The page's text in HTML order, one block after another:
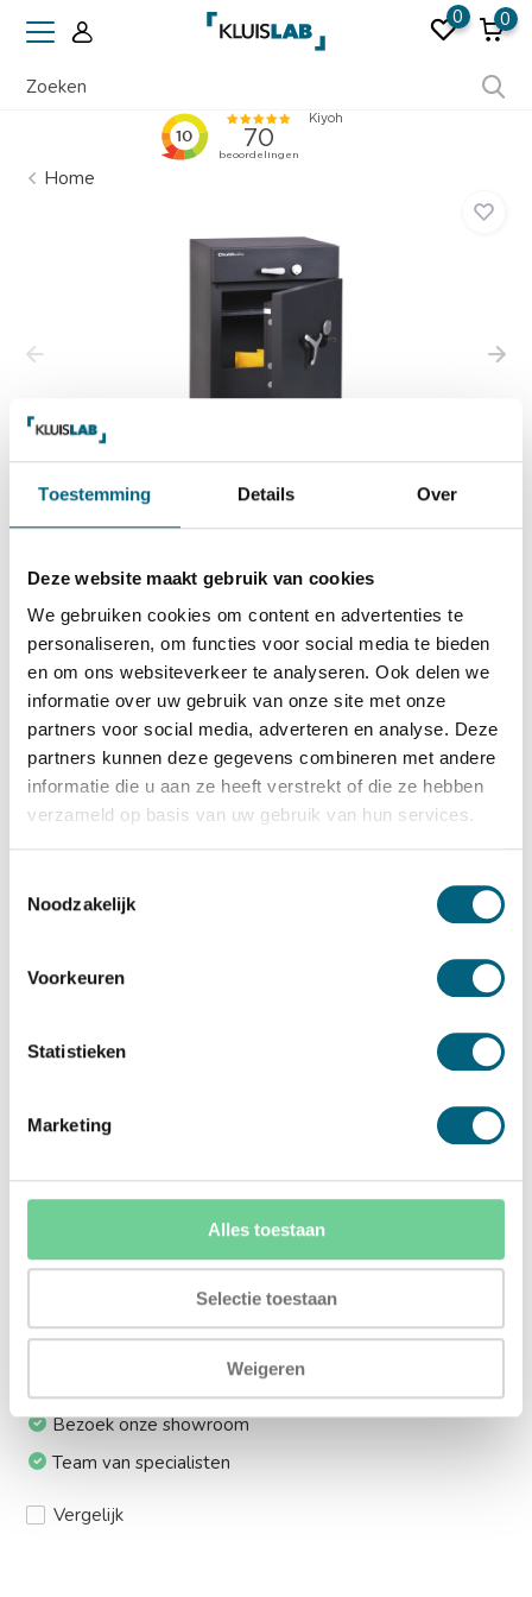
Toestemming Details Over
Deze website maakt gebruik van cookies
We gebruiken cookies om content en advertenties te
personaliseren, om functies voor social media te bieden
en om ons websiteverkeer te analyseren. Ook delen we
informatie over uw gebruik van onze site met onze
partners voor social media, adverteren en analyse. Deze
partners kunnen deze gegevens combineren met andere
informatie die u aan ze heeft verstrekt of die ze hebben
verzameld op basis van uw gebruik van hun services.
Noodzakelijk
Voorkeuren
Statistieken
Marketing
Alles toestaan
Selectie toestaan
Weigeren
0 0
50 jaar ervaring Erkend
Home
Chubbsafes ProGuard DT G2 90 EL
Bekijk alles Afstortkluis
5.959,-
Op voorraad: .
Bekijk de reviews
Officieel ECB-S gecertificeerde inbraakwerende
afstortkluis in de klasse D2 / grade DII / CEN D2 conform
codeslot....Toon meer
Meerprijs installeren begane grond of op etage met
lift:
Ja (+€330,00)
Ik installeer de kluis graag zelf:
Ja, levering tot aan uw voordeur
Bezoek onze showroom
Team van specialisten
Vergelijk